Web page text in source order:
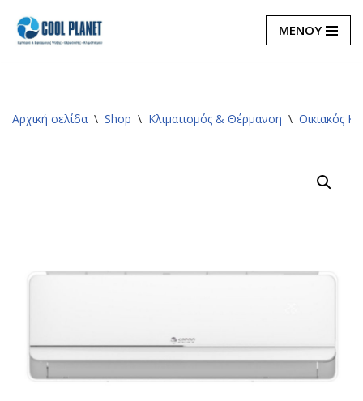
Μεταπηδήστε
ΜΕΝΟΥ
Αρχική σελίδα \ Shop \ Κλιματισμός & Θέρμανση \ Οικιακός